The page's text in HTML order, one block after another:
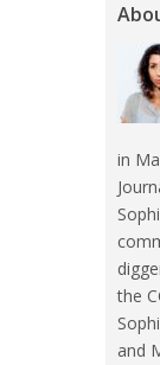
in
the
and